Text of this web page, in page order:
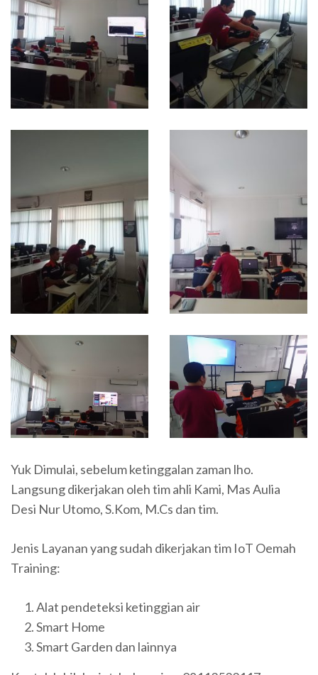
Yuk Dimulai, sebelum ketinggalan zaman lho.
Langsung dikerjakan oleh tim ahli Kami, Mas Aulia
Desi Nur Utomo, S.Kom, M.Cs dan tim.
Jenis Layanan yang sudah dikerjakan tim IoT Oemah
Training:
Alat pendeteksi ketinggian air
Smart Home
Smart Garden dan lainnya